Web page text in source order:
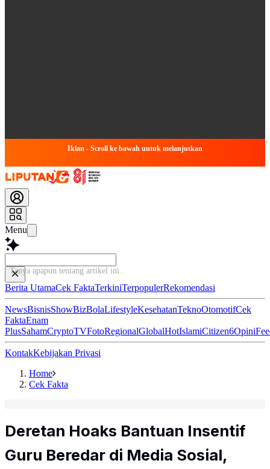
Iklan - Scroll ke bawah untuk melanjutkan
Menu
Tanya apapun tentang artikel ini
Berita UtamaCek FaktaTerkiniTerpopulerRekomendasi
NewsBisnisShowBizBolaLifestyleKesehatanTeknoOtomotifCek
FaktaEnam
PlusSahamCryptoTVFotoRegionalGlobalHotIslamiCitizen6Opini
KontakKebijakan Privasi
Home
Cek Fakta
Deretan Hoaks Bantuan Insentif
Guru Beredar di Media Sosial,